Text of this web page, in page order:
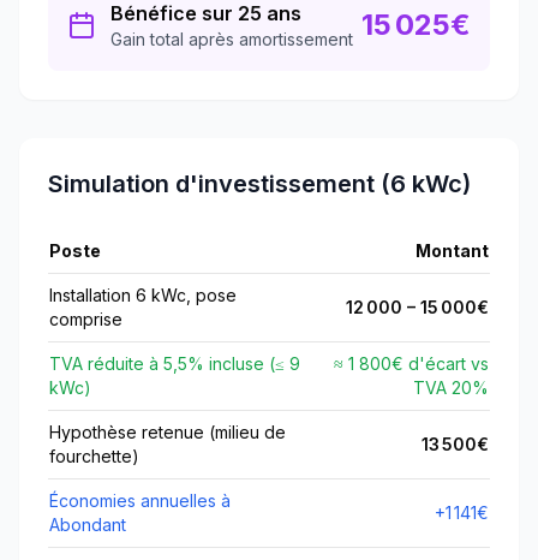
Bénéfice sur 25 ans
Gain total après amortissement 15 025€
Simulation d'investissement (6 kWc)
Poste Montant
Installation 6 kWc, pose
comprise
12 000 – 15 000€
TVA réduite à 5,5% incluse (≤ 9
kWc)
≈ 1 800€ d'écart vs
TVA 20%
Hypothèse retenue (milieu de
fourchette)
13 500€
Économies annuelles à
Abondant
+1 141€